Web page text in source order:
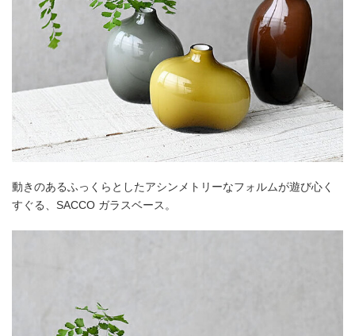
動きのあるふっくらとしたアシンメトリーなフォルムが遊び心く
すぐる、SACCO ガラスベース。